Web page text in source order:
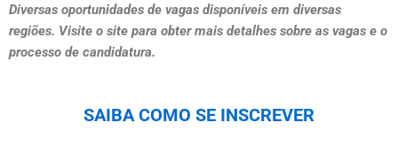
Diversas oportunidades de vagas disponíveis em diversas
regiões. Visite o site para obter mais detalhes sobre as vagas e o
processo de candidatura.
SAIBA COMO SE INSCREVER